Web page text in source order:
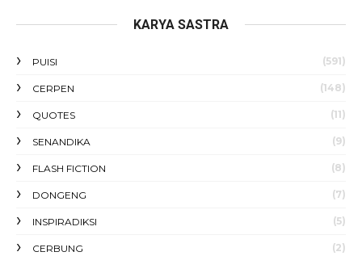
KARYA SASTRA
PUISI (591)
CERPEN (148)
QUOTES (11)
SENANDIKA (9)
FLASH FICTION (8)
DONGENG (7)
INSPIRADIKSI (5)
CERBUNG (2)